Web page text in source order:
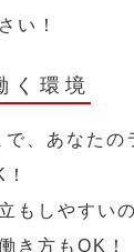
い！
く環境
、あなた
もしやすい
き方もOK！